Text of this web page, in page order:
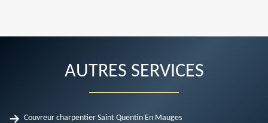
AUTRES SERVICES
Couvreur charpentier Saint Quentin En Mauges